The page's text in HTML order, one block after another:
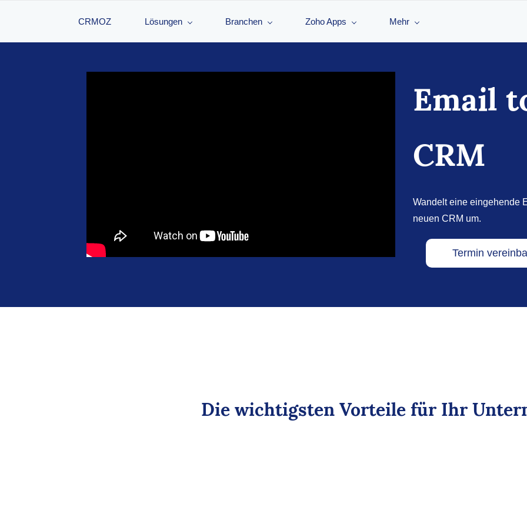
CRMOZ Lösungen Branchen Zoho Apps Mehr
Email
CRM
Wandelt eine eingehende
neuen CRM um.
Termin
Die wichtigsten Vorteile für Ihr